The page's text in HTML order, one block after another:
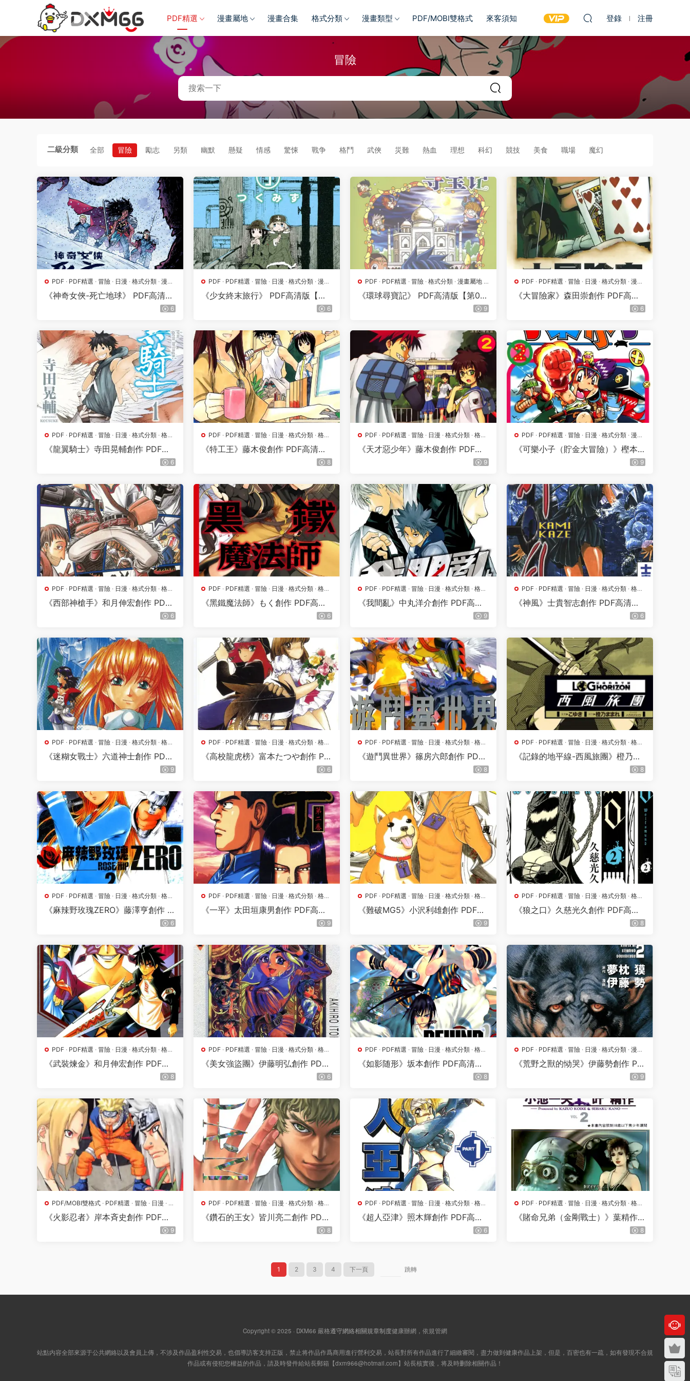
PDF精選 漫畫屬地 漫畫合集 格式分類 漫畫類型 PDF/MOBI雙格式 來客須知 登錄 注冊
冒險
二級分類 全部 冒險 勵志 另類 幽默 懸疑 情感 驚悚 戰争 格鬥 武俠 災難 熱血 理想 科幻 競技 美食 職場 魔幻
PDF · PDF精選 · 冒險 · 日漫 · 格式分類 · 漫畫
屬地 · 魔幻
《神奇女俠-死亡地球》 PDF高清版
6
PDF · PDF精選 · 冒險 · 日漫 · 格式分類 · 漫畫
屬地 · 災難
《少女終末旅行》 PDF高清版【第0
6
PDF · PDF精選 · 冒險 · 格式分類 · 漫畫屬地 ·
韓漫
《環球尋寶記》 PDF高清版【第01-
9
PDF · PDF精選 · 冒險 · 日漫 · 格式分類 · 漫畫
屬地
《大冒險家》森田崇創作 PDF高清
6
PDF · PDF精選 · 冒險 · 日漫 · 格式分類 · 格鬥
·漫畫屬地 · 熱血
《龍翼騎士》寺田晃輔創作 PDF高
6
PDF · PDF精選 · 冒險 · 日漫 · 格式分類 · 格鬥
·漫畫屬地 熱血
《特工王》藤木俊創作 PDF高清版
8
PDF · PDF精選 · 冒險 · 日漫 · 格式分類 · 格鬥
·漫畫屬地 · 熱血
《天才惡少年》藤木俊創作 PDF高
9
PDF · PDF精選 · 冒險 · 日漫 · 格式分類 · 漫畫
屬地
《可樂小子（貯金大冒險）》樫本
學創作 PDF高清版【第01-15卷完 9
PDF · PDF精選 · 冒險 · 日漫 · 格式分類 · 格鬥
·漫畫屬地 · 熱血
《西部神槍手》和月伸宏創作 PDF
6
PDF · PDF精選 · 冒險 · 日漫 · 格式分類 · 格鬥
·漫畫屬地 · 熱血
《黑鐵魔法師》もく創作 PDF高清
6
PDF · PDF精選 · 冒險 · 日漫 · 格式分類 · 格鬥
·漫畫屬地 熱血
《我間亂》中丸洋介創作 PDF高清
9
PDF · PDF精選 · 冒險 · 日漫 · 格式分類 · 格鬥
·漫畫屬地 · 熱血
《神風》士貴智志創作 PDF高清版
6
PDF · PDF精選 · 冒險 · 日漫 · 格式分類 · 格鬥
·漫畫屬地·熱血
《迷糊女戰士》六道神士創作 PDF
9
PDF · PDF精選 · 冒險 · 日漫 · 格式分類 · 格鬥
·漫畫屬地 ·熱血
《高校龍虎榜》富本たつや創作 PD
6
PDF · PDF精選 · 冒險 · 日漫 · 格式分類 · 格鬥
·漫畫屬地· 熱血
《遊鬥異世界》篠房六郎創作 PDF
8
PDF · PDF精選 · 冒險 · 日漫 · 格式分類 · 格鬥
·漫畫屬地 · 熱血
《記錄的地平線-西風旅團》橙乃真
希創作 PDF高清版【第01-11卷完
8
PDF · PDF精選 · 冒險 · 日漫 · 格式分類 · 格鬥
·漫畫屬地· 熱血
《麻辣野玫瑰ZERO》藤澤亨創作 P
6
PDF · PDF精選 · 冒險 · 日漫 · 格式分類 · 格鬥
·
漫畫屬地 · 熱血
《一平》太田垣康男創作 PDF高清
9
PDF · PDF精選 · 冒險 · 日漫 · 格式分類 · 格鬥
·漫畫屬地·熱血
《難破MG5》小沢利雄創作 PDF高
9
PDF · PDF精選 · 冒險 · 日漫 · 格式分類 · 格鬥
·熱血
《狼之口》久慈光久創作 PDF高清
8
PDF · PDF精選 · 冒險 · 日漫 · 格式分類 · 格鬥
·漫畫屬地 · 熱血
《武裝煉金》和月伸宏創作 PDF高
8
PDF · PDF精選 · 冒險 · 日漫 · 格式分類 · 格鬥
·漫畫屬地· 熱血
《美女強盜團》伊藤明弘創作 PDF
6
PDF · PDF精選 · 冒險 · 日漫 · 格式分類 · 格鬥
·漫畫屬地·熱血
《如影随形》坂本創作 PDF高清版
8
PDF · PDF精選 · 冒險 · 日漫 · 格式分類 · 漫畫
屬地
《荒野之獸的恸哭》伊藤勢創作 PD
9
PDF/MOBI雙格式 · PDF精選 · 冒險 · 日漫 · 格
鬥 ·熱血
《火影忍者》岸本斉史創作 PDF高
9
PDF · PDF精選 · 冒險 · 日漫 · 格式分類 · 格鬥
·漫畫屬地·熱血
《鑽石的王女》皆川亮二創作 PDF
8
PDF · PDF精選 · 冒險 · 日漫 · 格式分類 · 格鬥
· 漫畫屬地·熱血
《超人亞津》照木輝創作 PDF高清
6
PDF · PDF精選 · 冒險 · 日漫 · 格式分類 · 格鬥
·漫畫屬地 ·
《賭命兄弟（金剛戰士）》葉精作
8
1 2 3 4 下一頁 跳轉
Copyright © 2025 · DXM66 嚴格遵守網絡相關規章制度健康辦網，依規管網
站點内容全部來源于公共網絡以及會員上傳，不涉及作品盈利性交易，也倡導訪客支持正版，禁止将作品作爲商用進行營利交易，站長對所有作品進行了細緻審閱，盡力做到健康作品上架，但是，百密也有一疏，如有發現不合規
作品或有侵犯您權益的作品，請及時發件給站長郵箱【dxm966@hotmail.com】站長核實後，将及時删除相關作品！